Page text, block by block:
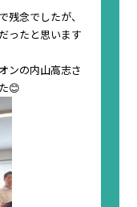
残念でしたが、
ったと思います
ンの内山高志さ
😊